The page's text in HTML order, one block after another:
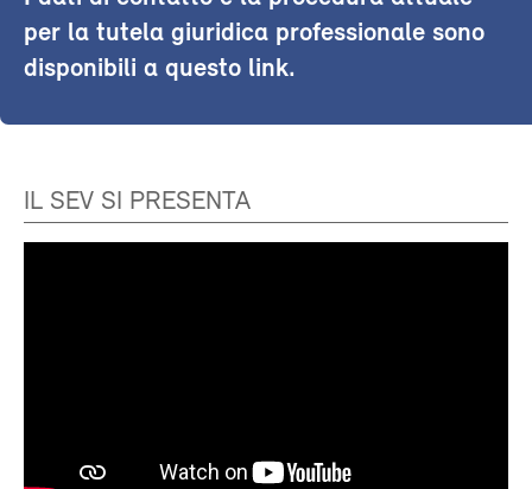
per la tutela giuridica professionale sono
disponibili a questo link.
IL SEV SI PRESENTA